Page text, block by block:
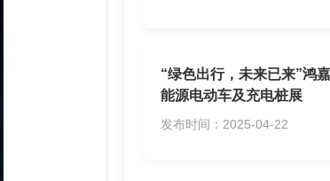
“绿色出行，未来已来”‌‌鸿
能源电动车及充电桩展
发布时间：2025-04-22